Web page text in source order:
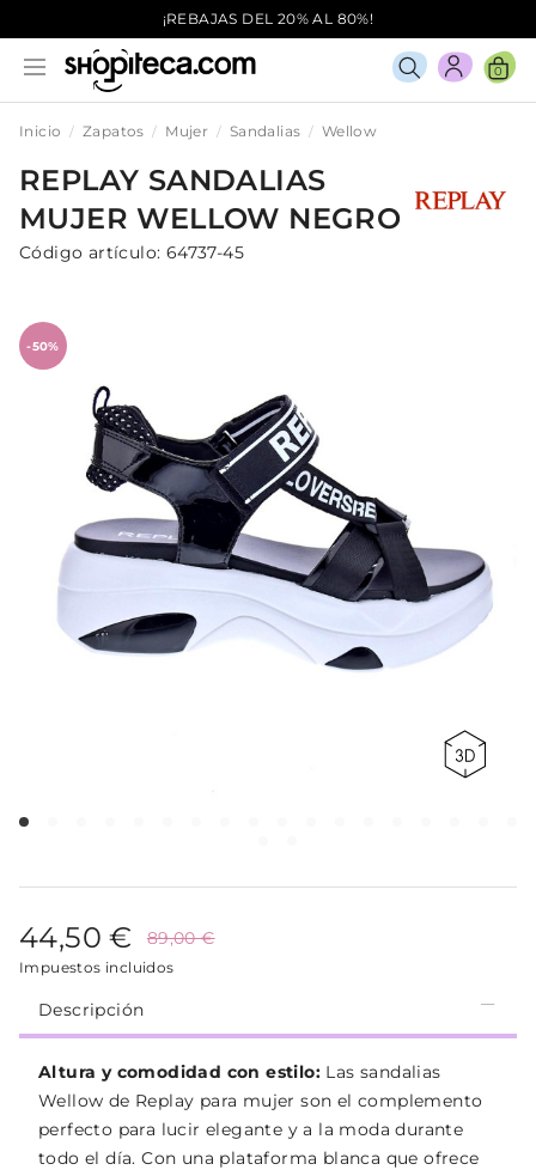
¡REBAJAS DEL 20% AL 80%!
0
Inicio Zapatos Mujer Sandalias Wellow
REPLAY SANDALIAS
MUJERWELLOW NEGRO
Código artículo: 64737-45
-50%
44,50 € 89,00 €
Impuestos incluidos
Descripción
Altura y comodidad con estilo: Las sandalias
Wellow de Replay para mujer son el complemento
perfecto para lucir elegante y a la moda durante
todo el día. Con una plataforma blanca que ofrece